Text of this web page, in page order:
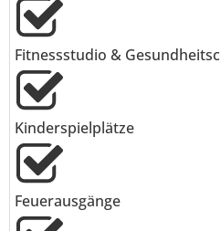
Fitnessstudio &
Kinderspielplätze
Feuerausgänge